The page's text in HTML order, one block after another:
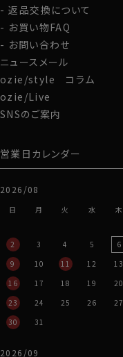
返品交換について
お買い物FAQ
お問い合わせ
ニュースメール
ozie/style コラム
ozie/Live
SNSのご案内
営業日カレンダー
2026/08
日 月 火 水 木
2
3 4 5 6
9
10 11 12 13
16
17 18 19 20
23
24 25 26 27
30
31
2026/09